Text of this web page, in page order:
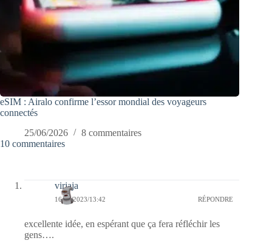
eSIM : Airalo confirme l’essor mondial des voyageurs
connectés
25/06/2026
8 commentaires
10 commentaires
virjaja
16/02/2023/13:42 RÉPONDRE
excellente idée, en espérant que ça fera réfléchir les
gens….